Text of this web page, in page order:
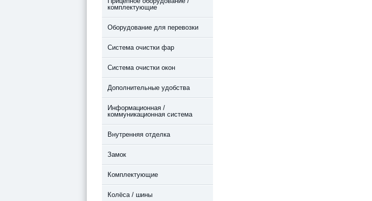
комплектующие
Оборудование для перевозки
Система очистки фар
Система очистки окон
Дополнительные удобства
Информационная /
коммуникационная система
Внутренняя отделка
Замок
Комплектующие
Колёса / шины